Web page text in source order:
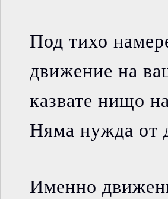
Под тихо
движение на
казвате нищо
Няма нужда от
Именно